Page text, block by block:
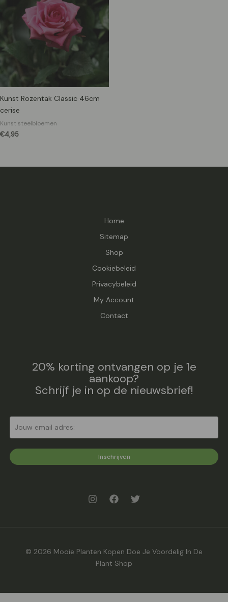
Kunst Rozentak Classic 46cm
cerise
Kunst steelbloemen
€4,95
Home
Sitemap
Shop
Cookiebeleid
Privacybeleid
My Account
Contact
20% korting ontvangen op je 1e
aankoop?
Schrijf je in op de nieuwsbrief!
Inschrijven
© 2026 Mooie Planten Kopen Doe Je Voordelig In De
Plant Shop